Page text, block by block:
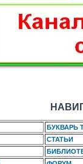
БУКВАРЬ
СТАТЬИ